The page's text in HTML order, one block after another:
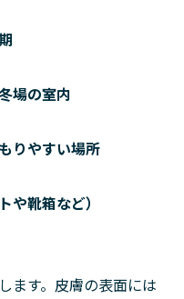
場の室内
りやすい場所
や靴箱など）
ます。皮膚の表面には